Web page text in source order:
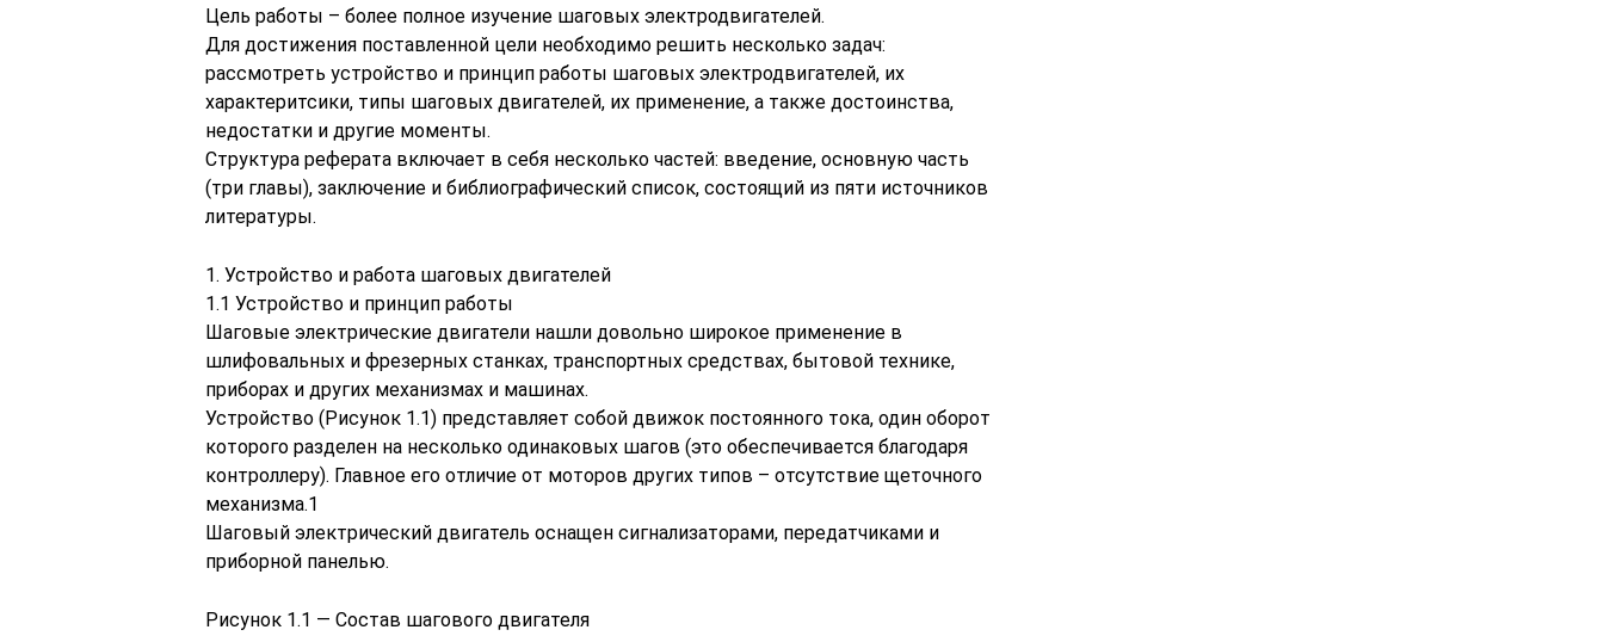
Цель работы – более полное изучение шаговых электродвигателей.
Для достижения поставленной цели необходимо решить несколько задач:
рассмотреть устройство и принцип работы шаговых электродвигателей, их
характеритсики, типы шаговых двигателей, их применение, а также достоинства,
недостатки и другие моменты.
Структура реферата включает в себя несколько частей: введение, основную часть
(три главы), заключение и библиографический список, состоящий из пяти источников
литературы.
1. Устройство и работа шаговых двигателей
1.1 Устройство и принцип работы
Шаговые электрические двигатели нашли довольно широкое применение в
шлифовальных и фрезерных станках, транспортных средствах, бытовой технике,
приборах и других механизмах и машинах.
Устройство (Рисунок 1.1) представляет собой движок постоянного тока, один оборот
которого разделен на несколько одинаковых шагов (это обеспечивается благодаря
контроллеру). Главное его отличие от моторов других типов – отсутствие щеточного
механизма.1
Шаговый электрический двигатель оснащен сигнализаторами, передатчиками и
приборной панелью.
Рисунок 1.1 — Состав шагового двигателя